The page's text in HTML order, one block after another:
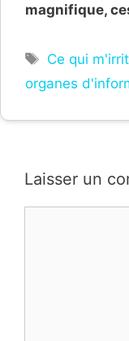
magnifique,
Étiquettes
Ce qui
organes
Laisser un